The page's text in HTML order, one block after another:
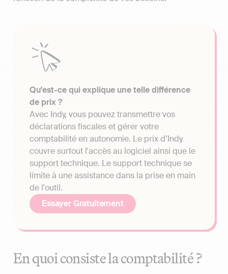
Qu'est-ce qui explique une telle différence
de prix ?
Avec Indy, vous pouvez transmettre vos
déclarations fiscales et gérer votre
comptabilité en autonomie. Le prix d’Indy
couvre surtout l'accès au logiciel ainsi que le
support technique. Le support technique se
limite à une assistance dans la prise en main
de l'outil.
Essayer Gratuitement
En quoi consiste la comptabilité ?